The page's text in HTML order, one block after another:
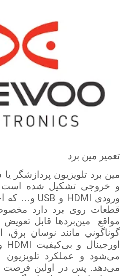
تعمیر مین برد
مین برد تلویزیون پردازشگر
و خروجی تشکیل شده است
ورودی HDMI و USB و… که
قطعات روی برد دارد
مواقع
مین‌بردها قابل تعویض
گوناگونی مانند نوسان برق،
اورجینال و بی‌کیفیت HDMI
می‌شود و عملکرد تلویزیون
می‌دهد. پس در اولین فرصت